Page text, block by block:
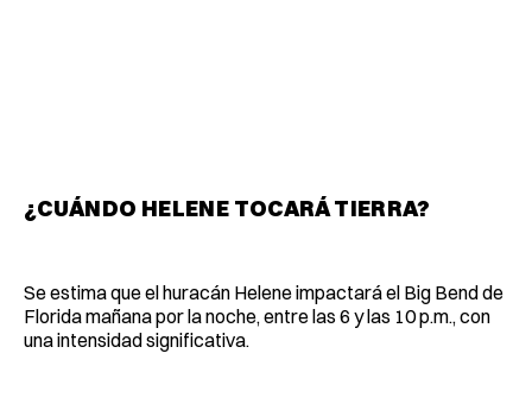
¿CUÁNDO HELENE TOCARÁ TIERRA?
Se estima que el huracán Helene impactará el Big Bend de
Florida mañana por la noche, entre las 6 y las 10 p.m., con
una intensidad significativa.